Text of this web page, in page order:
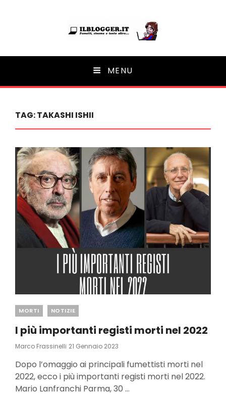
Ilblogger.it
Il portalino di blog | MENU
TAG:TAKASHI ISHII
Categories
MORTI NOTIZIE
I più importanti registi morti nel 2022
Marco Frassinelli Posted
21 Gennaio 2023
Dopo l’omaggio ai principali fumettisti morti nel
2022, ecco i più importanti registi morti nel 2022.
Mario Lanfranchi Parma, 30 …